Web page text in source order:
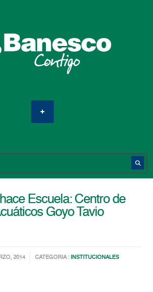
Escuela: Centro de
Goyo Tavio
2014 CATEGORIA : INSTITUCIONALES